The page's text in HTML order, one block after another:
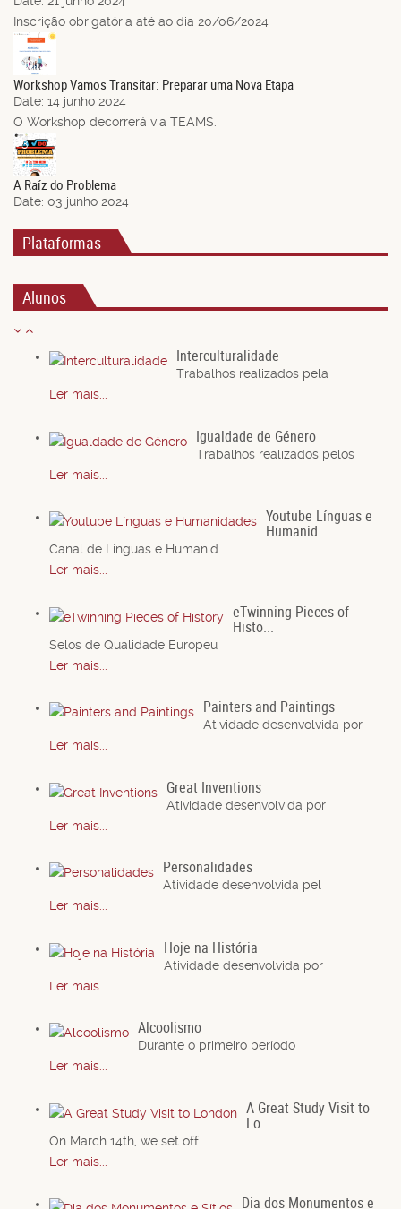
Inscrição obrigatória até ao dia 20/06/2024
Jun.
Workshop Vamos Transitar: Preparar uma Nova Etapa
Date: 14 junho 2024
O Workshop decorrerá via TEAMS.
03
Jun.
A Raíz do Problema
Date: 03 junho 2024
Plataformas
Alunos
Interculturalidade
Trabalhos realizados pela
Ler mais...
Igualdade de Género
Trabalhos realizados pelos
Ler mais...
Youtube Línguas e
Humanid...
Canal de Línguas e Humanid
Ler mais...
eTwinning Pieces of
Histo...
Selos de Qualidade Europeu
Ler mais...
Painters and Paintings
Atividade desenvolvida por
Ler mais...
Great Inventions
Atividade desenvolvida por
Ler mais...
Personalidades
Atividade desenvolvida pel
Ler mais...
Hoje na História
Atividade desenvolvida por
Ler mais...
Alcoolismo
Durante o primeiro período
Ler mais...
A Great Study Visit to
Lo...
On March 14th, we set off
Ler mais...
Dia dos Monumentos e